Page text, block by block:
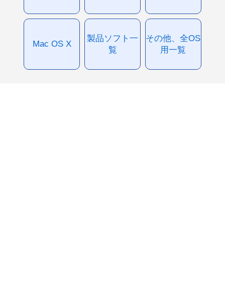
Mac OS X
製品ソフト一
覧
その他、全OS
用一覧